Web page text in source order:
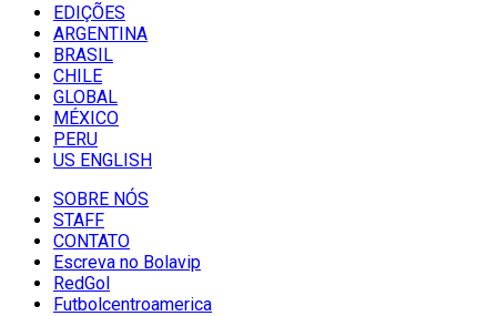
EDIÇÕES
ARGENTINA
BRASIL
CHILE
GLOBAL
MÉXICO
PERU
US ENGLISH
SOBRE NÓS
STAFF
CONTATO
Escreva no Bolavip
RedGol
Futbolcentroamerica